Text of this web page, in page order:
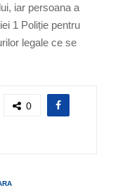
iar persoana a
1 Poliție pentru
legale ce se
0